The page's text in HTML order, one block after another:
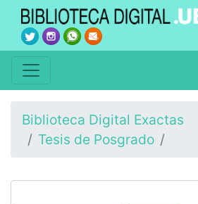
Biblioteca Digital Exactas
Tesis de Posgrado